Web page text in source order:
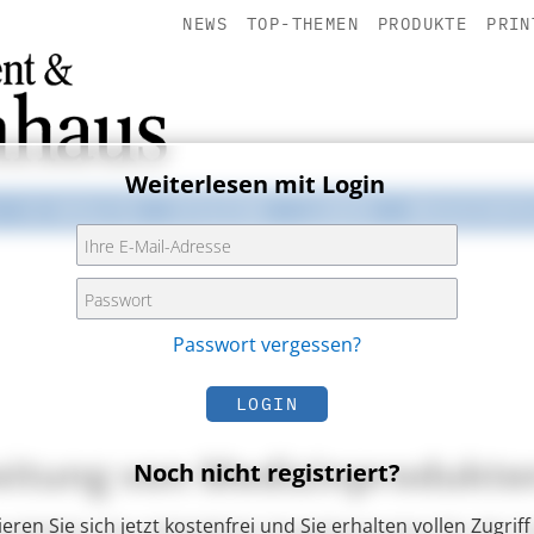
NEWS TOP-THEMEN PRODUKTE
von
Weiterlesen mit Login
Passwort vergessen?
LOGIN
Noch nicht registriert?
Sie sich jetzt kostenfrei und Sie erhalten vollen